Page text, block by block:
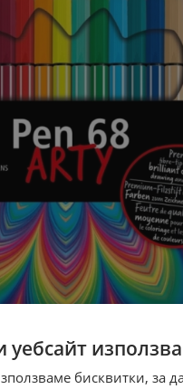
уебсайт
бисквитки, за